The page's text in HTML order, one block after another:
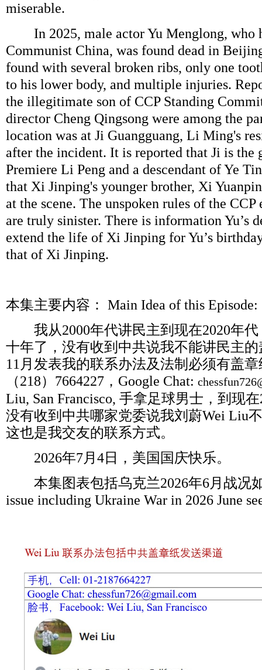
miserable.
In 2025, male actor Yu Menglong, who
Communist China, was found dead in
found with several broken ribs, only one
to his lower body, and multiple injuries.
the illegitimate son of CCP Standing
director Cheng Qingsong were among the
location was at Ji Guangguang, Li Ming's
after the incident. It is reported that Ji is the
Premiere Li Peng and a descendant of Ye
that Xi Jinping's younger brother, Xi
at the scene. The unspoken rules of the
are truly sinister. There is information Yu’s
extend the life of Xi Jinping for Yu’s
that of Xi Jinping.
本集主要内容：
Main Idea of this
我从2000年代讲民主到现在2020年代
十年了，没有收到中共说我不能讲民主
11 月发表我的联系办法及法制必须有盖
（218） 7664227 ， Google Chat:
Liu, San Francisco, 手拿足球男士，到现在
没有收到中共哪家党委说我刘蔚Wei Liu
这也是我交友的联系方式。
2026年7月 4日，美国国庆快乐。
本集图表包括乌克兰2026年6月战况
issue including Ukraine War in 2026 June